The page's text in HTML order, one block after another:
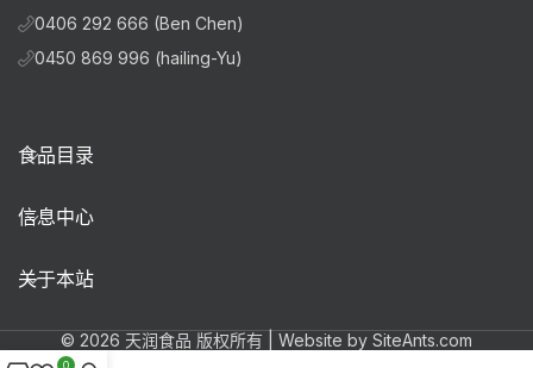
0406 292 666 (Ben Chen)
0450 869 996 (hailing-Yu)
食品目录
信息中心
关于本站
© 2026 天润食品 版权所有 | Website by SiteAnts.com
0